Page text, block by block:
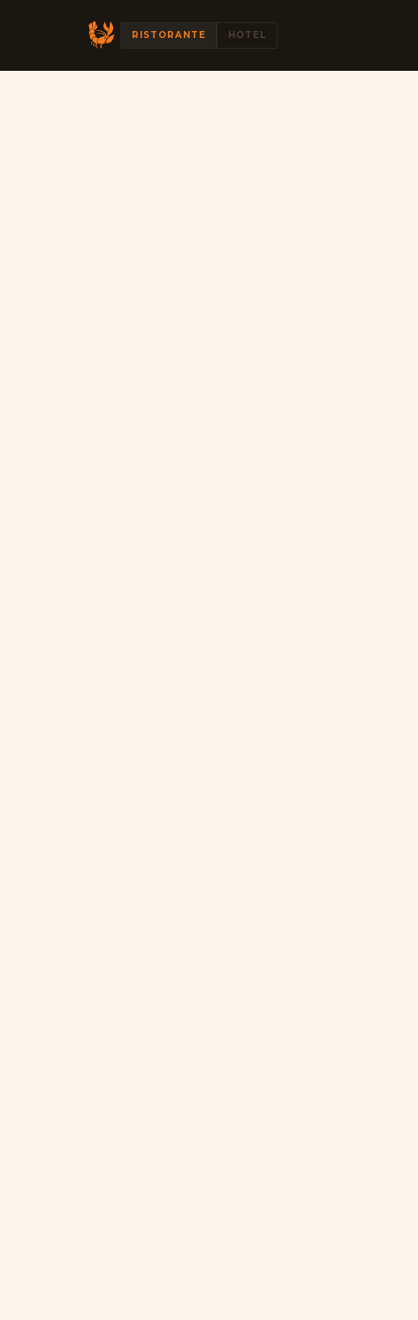
RISTORANTE HOTEL